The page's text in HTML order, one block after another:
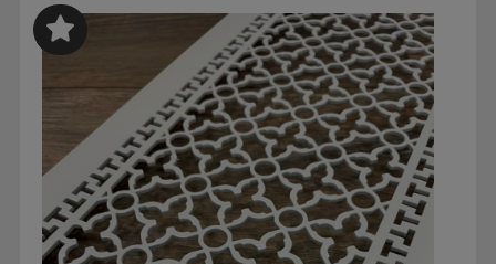
Материал: Сталь